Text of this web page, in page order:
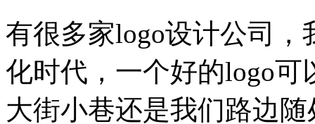
有很多家logo设计公司
化时代，一个好的logo
大街小巷还是我们路边